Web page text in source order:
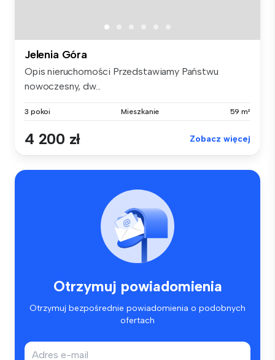
Jelenia Góra
Opis nieruchomości Przedstawiamy Państwu
nowoczesny, dw...
3 pokoi Mieszkanie 59 m²
4 200 zł Zobacz więcej
Otrzymuj powiadomienia
Otrzymuj bezpośrednie powiadomienia o podobnych
ofertach